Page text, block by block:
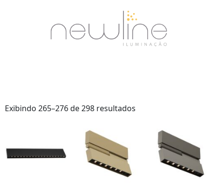
Exibindo 265–276 de 298 resultados